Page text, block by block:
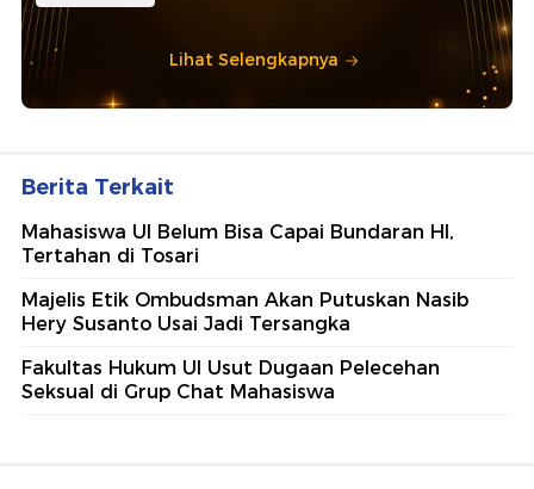
Lihat Selengkapnya
Berita Terkait
Mahasiswa UI Belum Bisa Capai Bundaran HI,
Tertahan di Tosari
Majelis Etik Ombudsman Akan Putuskan Nasib
Hery Susanto Usai Jadi Tersangka
Fakultas Hukum UI Usut Dugaan Pelecehan
Seksual di Grup Chat Mahasiswa